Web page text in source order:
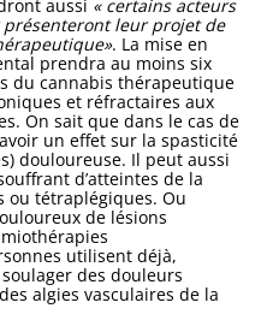
aussi « certains acteurs
leur projet de
. La mise en
prendra au moins six
du cannabis thérapeutique
et réfractaires aux
On sait que dans le cas de
un effet sur la spasticité
douloureuse. Il peut aussi
d’atteintes de la
ou tétraplégiques. Ou
de lésions
utilisent déjà,
des douleurs
algies vasculaires de la